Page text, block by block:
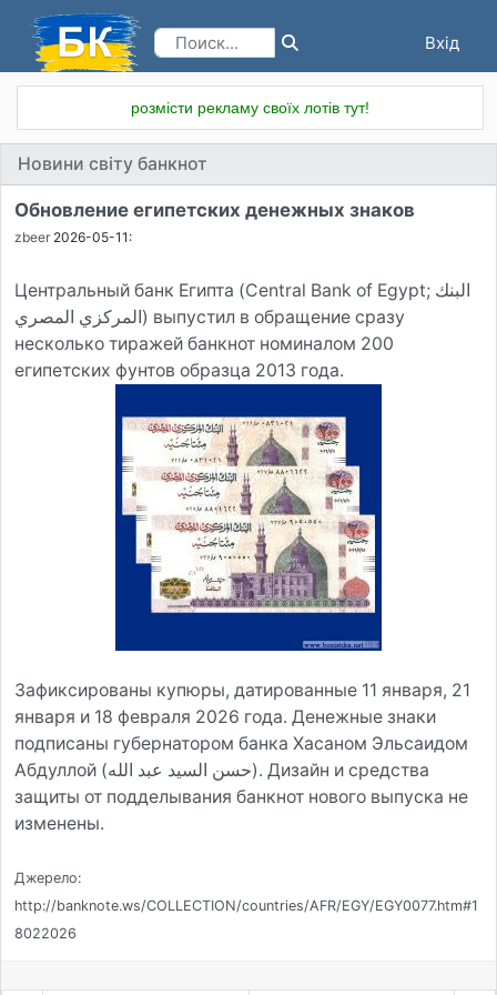
Вхід
розмісти рекламу своїх лотів тут!
Новини світу банкнот
Обновление египетских денежных знаков
zbeer 2026-05-11:
Центральный банк Египта (Central Bank of Egypt; البنك
المركزي المصري‎) выпустил в обращение сразу
несколько тиражей банкнот номиналом 200
египетских фунтов образца 2013 года.
Зафиксированы купюры, датированные 11 января, 21
января и 18 февраля 2026 года. Денежные знаки
подписаны губернатором банка Хасаном Эльсаидом
Абдуллой (حسن السيد عبد الله). Дизайн и средства
защиты от подделывания банкнот нового выпуска не
изменены.
Джерело:
http://banknote.ws/COLLECTION/countries/AFR/EGY/EGY0077.htm#1
8022026